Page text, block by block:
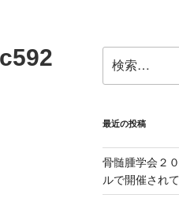
索:
最近の投稿
骨髄腫学会２
ルで開催されて